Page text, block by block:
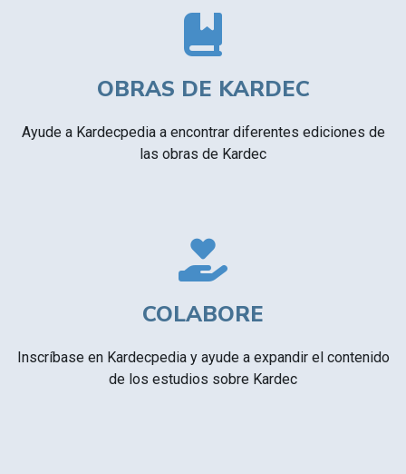
OBRAS DE KARDEC
Ayude a Kardecpedia a encontrar diferentes ediciones de
las obras de Kardec
COLABORE
Inscríbase en Kardecpedia y ayude a expandir el contenido
de los estudios sobre Kardec